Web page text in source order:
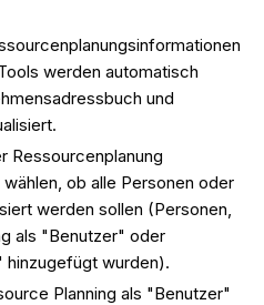
werden automatisch
und
Ressourcenplanung
ob alle Personen oder
werden sollen (Personen,
als "Benutzer" oder
wurden).
Planning als "Benutzer"